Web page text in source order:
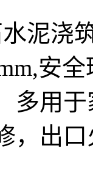
泥浇
安
多用
，出